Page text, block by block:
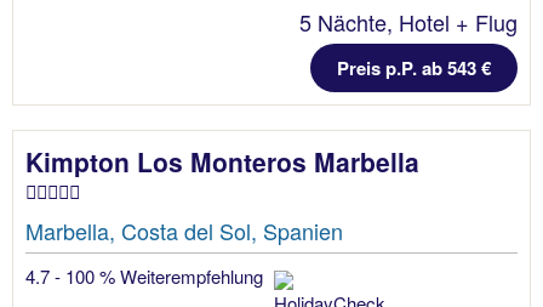
5 Nächte, Hotel + Flug
Preis p.P. ab 543 €
Kimpton Los Monteros Marbella
Marbella, Costa del Sol, Spanien
4.7 - 100 % Weiterempfehlung